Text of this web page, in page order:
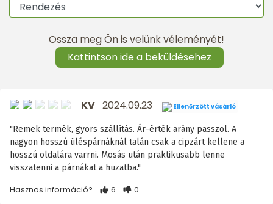
Ossza meg Ön is velünk véleményét!
Kattintson ide a beküldésehez
KV 2024.09.23 Ellenőrzött vásárló
"Remek termék, gyors szállítás. Ár-érték arány passzol. A
nagyon hosszú üléspárnáknál talán csak a cipzárt kellene a
hosszú oldalára varrni. Mosás után praktikusabb lenne
visszatenni a párnákat a huzatba."
Hasznos információ? 6 0